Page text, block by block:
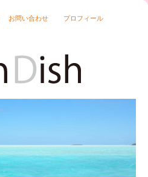
お問い合わせ プロフィール